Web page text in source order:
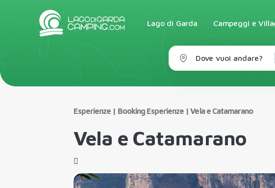
Lago di Garda Campeggi e
Dove vuoi andare?
Esperienze | Booking Esperienze | Vela e Catamarano
Vela e Catamarano